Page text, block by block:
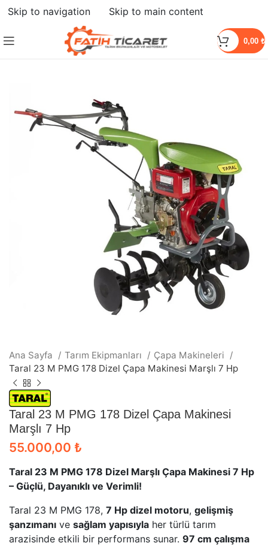
Skip to navigation Skip to main content
0,00 ₺
Ana Sayfa Tarım Ekipmanları
Çapa Makineleri
Taral 23 M PMG 178 Dizel Çapa Makinesi Marşlı 7 Hp
Taral 23 M PMG 178 Dizel Çapa Makinesi
Marşlı 7 Hp
55.000,00 ₺
Taral 23 M PMG 178 Dizel Marşlı Çapa Makinesi 7 Hp
– Güçlü, Dayanıklı ve Verimli!
Taral 23 M PMG 178, 7 Hp dizel motoru, gelişmiş
şanzımanı ve sağlam yapısıyla her türlü tarım
arazisinde etkili bir performans sunar. 97 cm çalışma